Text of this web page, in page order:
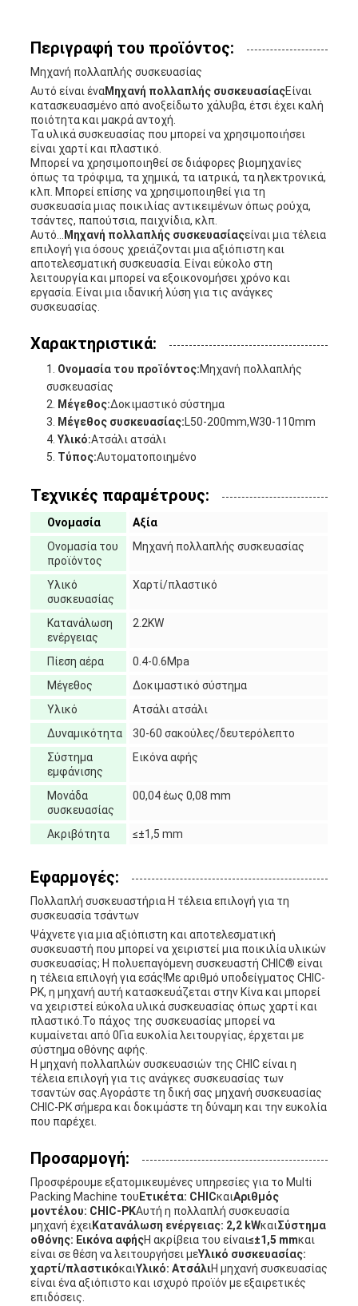
SITEMAP
PRIVACY
POLICY
Περιγραφή του προϊόντος:
Μηχανή πολλαπλής συσκευασίας
Αυτό είναι έναΜηχανή πολλαπλής συσκευασίαςΕίναι
κατασκευασμένο από ανοξείδωτο χάλυβα, έτσι έχει καλή
ποιότητα και μακρά αντοχή.
Τα υλικά συσκευασίας που μπορεί να χρησιμοποιήσει
είναι χαρτί και πλαστικό.
Μπορεί να χρησιμοποιηθεί σε διάφορες βιομηχανίες
όπως τα τρόφιμα, τα χημικά, τα ιατρικά, τα ηλεκτρονικά,
κλπ. Μπορεί επίσης να χρησιμοποιηθεί για τη
συσκευασία μιας ποικιλίας αντικειμένων όπως ρούχα,
τσάντες, παπούτσια, παιχνίδια, κλπ.
Αυτό... Μηχανή πολλαπλής συσκευασίαςείναι μια τέλεια
επιλογή για όσους χρειάζονται μια αξιόπιστη και
αποτελεσματική συσκευασία. Είναι εύκολο στη
λειτουργία και μπορεί να εξοικονομήσει χρόνο και
εργασία. Είναι μια ιδανική λύση για τις ανάγκες
συσκευασίας.
Χαρακτηριστικά:
Ονομασία του προϊόντος:Μηχανή πολλαπλής
συσκευασίας
Μέγεθος:Δοκιμαστικό σύστημα
Μέγεθος συσκευασίας:L50-200mm,W30-110mm
Υλικό:Ατσάλι ατσάλι
Τύπος:Αυτοματοποιημένο
Τεχνικές παραμέτρους:
Ονομασία
Αξία
Ονομασία του
προϊόντος
Μηχανή πολλαπλής συσκευασίας
Υλικό
συσκευασίας
Χαρτί/πλαστικό
Κατανάλωση
ενέργειας
2.2KW
Πίεση αέρα
0.4-0.6Mpa
Μέγεθος
Δοκιμαστικό σύστημα
Υλικό
Ατσάλι ατσάλι
Δυναμικότητα
30-60 σακούλες/δευτερόλεπτο
Σύστημα
εμφάνισης
Εικόνα αφής
Μονάδα
συσκευασίας
00,04 έως 0,08 mm
Ακριβότητα ≤±1,5 mm
Εφαρμογές:
Πολλαπλή συσκευαστήρια Η τέλεια επιλογή για τη
συσκευασία τσάντων
Ψάχνετε για μια αξιόπιστη και αποτελεσματική
συσκευαστή που μπορεί να χειριστεί μια ποικιλία υλικών
συσκευασίας; Η πολυεπαγόμενη συσκευαστή CHIC® είναι
η τέλεια επιλογή για εσάς!Με αριθμό υποδείγματος CHIC-
PK, η μηχανή αυτή κατασκευάζεται στην Κίνα και μπορεί
να χειριστεί εύκολα υλικά συσκευασίας όπως χαρτί και
πλαστικό.Το πάχος της συσκευασίας μπορεί να
κυμαίνεται από 0Για ευκολία λειτουργίας, έρχεται με
σύστημα οθόνης αφής.
Η μηχανή πολλαπλών συσκευασιών της CHIC είναι η
τέλεια επιλογή για τις ανάγκες συσκευασίας των
τσαντών σας.Αγοράστε τη δική σας μηχανή συσκευασίας
CHIC-PK σήμερα και δοκιμάστε τη δύναμη και την ευκολία
που παρέχει.
Προσαρμογή:
Προσφέρουμε εξατομικευμένες υπηρεσίες για το Multi
Packing Machine του Ετικέτα: CHICκαιΑριθμός
μοντέλου: CHIC-PKΑυτή η πολλαπλή συσκευασία
μηχανή έχειΚατανάλωση ενέργειας: 2,2 kWκαιΣύστημα
οθόνης: Εικόνα αφήςΗ ακρίβεια του είναι≤±1,5 mmκαι
είναι σε θέση να λειτουργήσει μεΥλικό συσκευασίας:
χαρτί/πλαστικόκαιΥλικό: ΑτσάλιΗ μηχανή συσκευασίας
είναι ένα αξιόπιστο και ισχυρό προϊόν με εξαιρετικές
επιδόσεις.